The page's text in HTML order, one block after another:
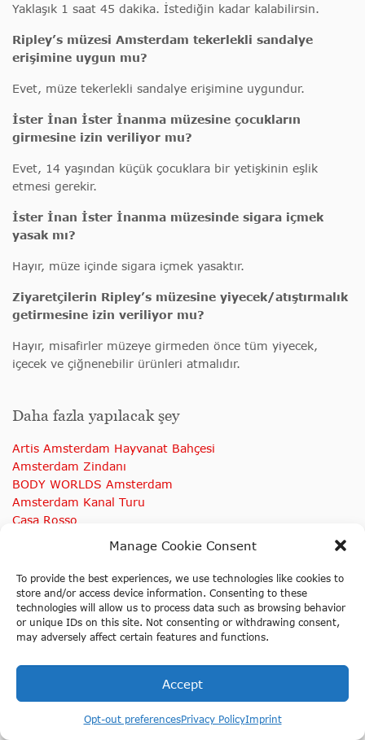
Manage Cookie Consent
To provide the best experiences, we use technologies like cookies to
store and/or access device information. Consenting to these
technologies will allow us to process data such as browsing behavior
or unique IDs on this site. Not consenting or withdrawing consent,
may adversely affect certain features and functions.
Accept
Opt-out preferencesPrivacy PolicyImprint
Ripley's Believe It or Not biletlerini Tours-
Yaklaşık 1 saat 45 dakika. İstediğin kadar kalabilirsin.
Ripley’s müzesi Amsterdam tekerlekli sandalye
erişimine uygun mu?
Evet, müze tekerlekli sandalye erişimine uygundur.
İster İnan İster İnanma müzesine çocukların
girmesine izin veriliyor mu?
Evet, 14 yaşından küçük çocuklara bir yetişkinin eşlik
etmesi gerekir.
İster İnan İster İnanma müzesinde sigara içmek
yasak mı?
Hayır, müze içinde sigara içmek yasaktır.
Ziyaretçilerin Ripley’s müzesine yiyecek/atıştırmalık
getirmesine izin veriliyor mu?
Hayır, misafirler müzeye girmeden önce tüm yiyecek,
içecek ve çiğnenebilir ürünleri atmalıdır.
Daha fazla yapılacak şey
Artis Amsterdam Hayvanat Bahçesi
Amsterdam Zindanı
BODY WORLDS Amsterdam
Amsterdam Kanal Turu
Casa Rosso
Moco Müzesi
NEMO Bilim Müzesi
Powerzone
Rijksmuseum
Stedelijk Müzesi
Tropenmuseum
Ripley&apos;s Believe It or Not&apos;u ziyaret ettin mi?